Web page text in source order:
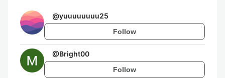
@yuuuuuuuu25
Follow
@Bright00
Follow